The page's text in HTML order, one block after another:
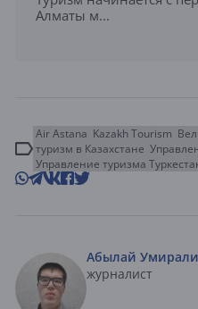
Алматы м...
Air Astana Kazakh Tourism
туризм в Казахстане
Управление туризма
Абылай
журналист